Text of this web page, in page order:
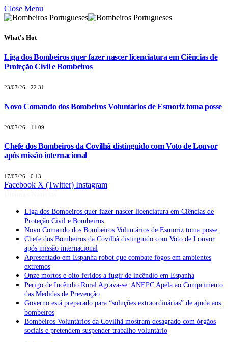
Close Menu
What's Hot
Liga dos Bombeiros quer fazer nascer licenciatura em Ciências de
Proteção Civil e Bombeiros
23/07/26 - 22:31
Novo Comando dos Bombeiros Voluntários de Esmoriz toma posse
20/07/26 - 11:09
Chefe dos Bombeiros da Covilhã distinguido com Voto de Louvor
após missão internacional
17/07/26 - 0:13
Facebook X (Twitter) Instagram
Liga dos Bombeiros quer fazer nascer licenciatura em Ciências de
Proteção Civil e Bombeiros
Novo Comando dos Bombeiros Voluntários de Esmoriz toma posse
Chefe dos Bombeiros da Covilhã distinguido com Voto de Louvor
após missão internacional
Apresentado em Espanha robot que combate fogos em ambientes
extremos
Onze mortos e oito feridos a fugir de incêndio em Espanha
Perigo de Incêndio Rural Agrava-se: ANEPC Apela ao Cumprimento
das Medidas de Prevenção
Governo está preparado para “soluções extraordinárias” de ajuda aos
bombeiros
Bombeiros Voluntários da Covilhã mostram desagrado com órgãos
sociais e pretendem suspender trabalho voluntário